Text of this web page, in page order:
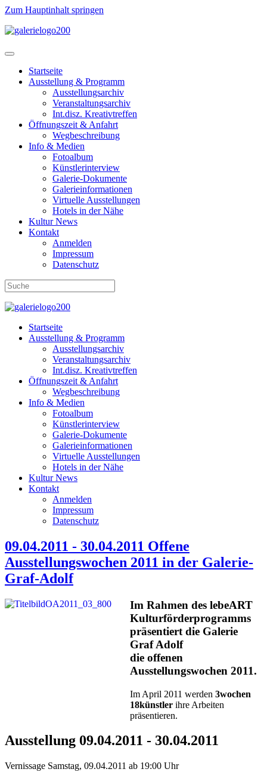
Zum Hauptinhalt springen
Startseite
Ausstellung & Programm
Ausstellungsarchiv
Veranstaltungsarchiv
Int.disz. Kreativtreffen
Öffnungszeit & Anfahrt
Wegbeschreibung
Info & Medien
Fotoalbum
Künstlerinterview
Galerie-Dokumente
Galerieinformationen
Virtuelle Ausstellungen
Hotels in der Nähe
Kultur News
Kontakt
Anmelden
Impressum
Datenschutz
Startseite
Ausstellung & Programm
Ausstellungsarchiv
Veranstaltungsarchiv
Int.disz. Kreativtreffen
Öffnungszeit & Anfahrt
Wegbeschreibung
Info & Medien
Fotoalbum
Künstlerinterview
Galerie-Dokumente
Galerieinformationen
Virtuelle Ausstellungen
Hotels in der Nähe
Kultur News
Kontakt
Anmelden
Impressum
Datenschutz
09.04.2011 - 30.04.2011 Offene
Ausstellungswochen 2011 in der Galerie-
Graf-Adolf
Im Rahmen des lebeART
Kulturförderprogramms
präsentiert die Galerie
Graf Adolf
die offenen
Ausstellungswochen 2011.
Im April 2011 werden 3wochen
18künstler ihre Arbeiten
präsentieren.
Ausstellung 09.04.2011 - 30.04.2011
Vernissage Samstag, 09.04.2011 ab 19:00 Uhr